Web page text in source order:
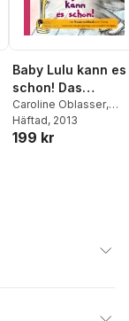
Baby Lulu kann es
schon! Das
Kindersachbuch
zum Thema
natürliche
Caroline Oblasser,
Regina Masaracchia
Häftad, 2013
199 kr